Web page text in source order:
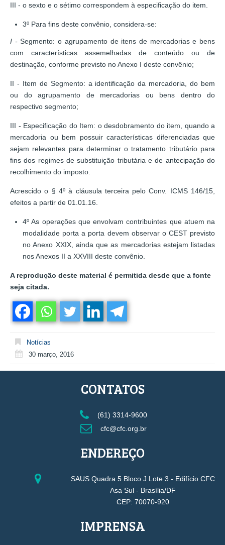
III - o sexto e o sétimo correspondem à especificação do item.
3º Para fins deste convênio, considera-se:
I -Segmento: o agrupamento de itens de mercadorias e bens
com características assemelhadas de conteúdo ou de
destinação, conforme previsto no Anexo I deste convênio;
II - Item de Segmento: a identificação da mercadoria, do bem
ou do agrupamento de mercadorias ou bens dentro do
respectivo segmento;
III - Especificação do Item: o desdobramento do item, quando a
mercadoria ou bem possuir características diferenciadas que
sejam relevantes para determinar o tratamento tributário para
fins dos regimes de substituição tributária e de antecipação do
recolhimento do imposto.
Acrescido o § 4º à cláusula terceira pelo Conv. ICMS 146/15,
efeitos a partir de 01.01.16.
4º As operações que envolvam contribuintes que atuem na
modalidade porta a porta devem observar o CEST previsto
no Anexo XXIX, ainda que as mercadorias estejam listadas
nos Anexos II a XXVIII deste convênio.
A reprodução deste material é permitida desde que a fonte
seja citada.
Notícias
30 março, 2016
CONTATOS
(61) 3314-9600
cfc@cfc.org.br
ENDEREÇO
SAUS Quadra 5 Bloco J Lote 3 - Edifício CFC
Asa Sul - Brasília/DF
CEP: 70070-920
IMPRENSA